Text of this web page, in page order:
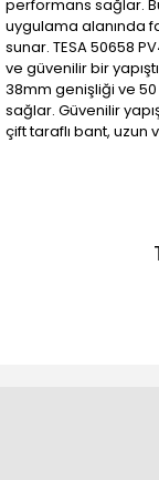
performans sağlar.
uygulama alanında
sunar. TESA 50658
ve güvenilir bir
38mm genişliği ve
sağlar. Güvenilir
çift taraflı bant, uzun